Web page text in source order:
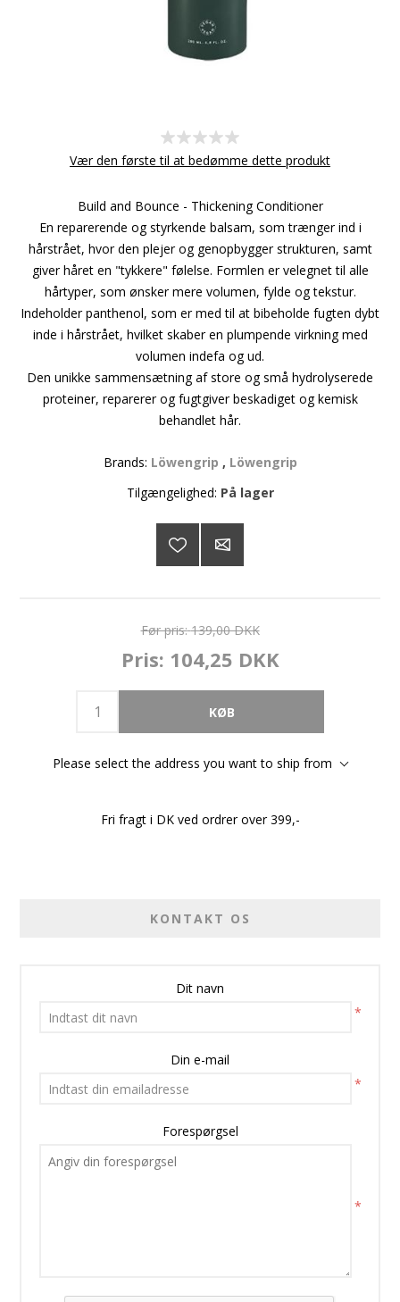
Vær den første til at bedømme dette produkt
Build and Bounce - Thickening Conditioner
En reparerende og styrkende balsam, som trænger ind i
hårstrået, hvor den plejer og genopbygger strukturen, samt
giver håret en "tykkere" følelse. Formlen er velegnet til alle
hårtyper, som ønsker mere volumen, fylde og tekstur.
Indeholder panthenol, som er med til at bibeholde fugten dybt
inde i hårstrået, hvilket skaber en plumpende virkning med
volumen indefa og ud.
Den unikke sammensætning af store og små hydrolyserede
proteiner, reparerer og fugtgiver beskadiget og kemisk
behandlet hår.
Brands: Löwengrip , Löwengrip
Tilgængelighed: På lager
Før pris: 139,00 DKK
Pris: 104,25 DKK
Please select the address you want to ship from
Fri fragt i DK ved ordrer over 399,-
KONTAKT OS
Dit navn
*
Din e-mail
*
Forespørgsel
*